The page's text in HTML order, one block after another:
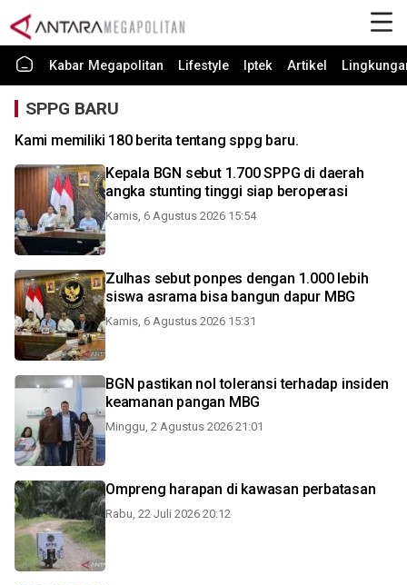
Kabar Megapolitan Lifestyle Iptek Artikel
SPPG BARU
Kami memiliki 180 berita tentang sppg baru.
Kepala BGN sebut 1.700 SPPG di daerah
angka stunting tinggi siap beroperasi
Kamis, 6 Agustus 2026 15:54
Zulhas sebut ponpes dengan 1.000 lebih
siswa asrama bisa bangun dapur MBG
Kamis, 6 Agustus 2026 15:31
BGN pastikan nol toleransi terhadap insiden
keamanan pangan MBG
Minggu, 2 Agustus 2026 21:01
Ompreng harapan di kawasan perbatasan
Rabu, 22 Juli 2026 20:12